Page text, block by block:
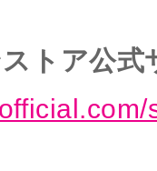
ストア公式